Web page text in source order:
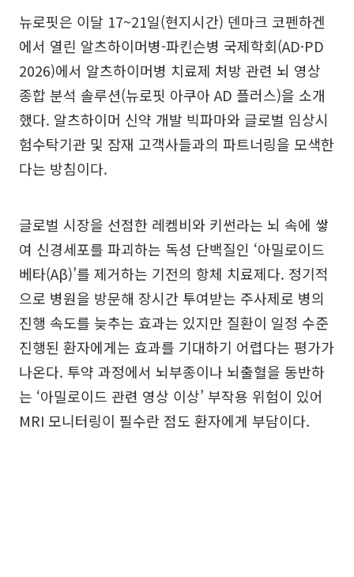
뉴로핏은 이달 17~21일(현지시간) 덴마크 코펜하겐
에서 열린 알츠하이머병-파킨슨병 국제학회(AD·PD
2026)에서 알츠하이머병 치료제 처방 관련 뇌 영상
종합 분석 솔루션(뉴로핏 아쿠아 AD 플러스)을 소개
했다. 알츠하이머 신약 개발 빅파마와 글로벌 임상시
험수탁기관 및 잠재 고객사들과의 파트너링을 모색한
다는 방침이다.
글로벌 시장을 선점한 레켐비와 키썬라는 뇌 속에 쌓
여 신경세포를 파괴하는 독성 단백질인 ‘아밀로이드
베타(Aβ)’를 제거하는 기전의 항체 치료제다. 정기적
으로 병원을 방문해 장시간 투여받는 주사제로 병의
진행 속도를 늦추는 효과는 있지만 질환이 일정 수준
진행된 환자에게는 효과를 기대하기 어렵다는 평가가
나온다. 투약 과정에서 뇌부종이나 뇌출혈을 동반하
는 ‘아밀로이드 관련 영상 이상’ 부작용 위험이 있어
MRI 모니터링이 필수란 점도 환자에게 부담이다.